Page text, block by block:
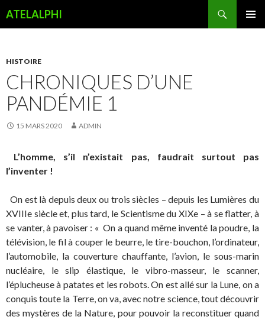
ATELALPHI
PRINCIPAL
HISTOIRE
CHRONIQUES D’UNE
PANDÉMIE 1
15 MARS 2020 ADMIN
L’homme, s’il n’existait pas, faudrait surtout pas
l’inventer !
On est là depuis deux ou trois siècles – depuis les Lumières du
XVIIIe siècle et, plus tard, le Scientisme du XIXe – à se flatter, à
se vanter, à pavoiser : « On a quand même inventé la poudre, la
télévision, le fil à couper le beurre, le tire-bouchon, l’ordinateur,
l’automobile, la couverture chauffante, l’avion, le sous-marin
nucléaire, le slip élastique, le vibro-masseur, le scanner,
l’éplucheuse à patates et les robots. On est allé sur la Lune, on a
conquis toute la Terre, on va, avec notre science, tout découvrir
des mystères de la Nature, pour pouvoir la reconstituer quand